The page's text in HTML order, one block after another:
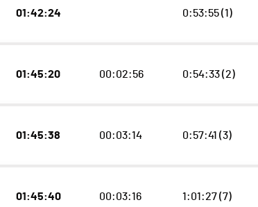
01:42:24 0:53:55 (1)
01:45:20 00:02:56 0:54:33 (2)
01:45:38 00:03:14 0:57:41 (3)
01:45:40 00:03:16 1:01:27 (7)